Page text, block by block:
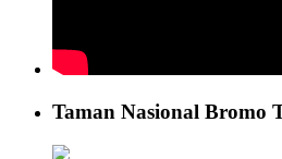
Taman Nasional Bromo